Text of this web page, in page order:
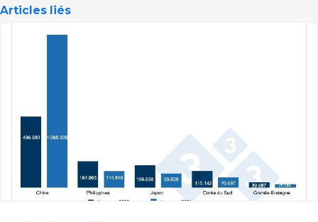
Articles liés